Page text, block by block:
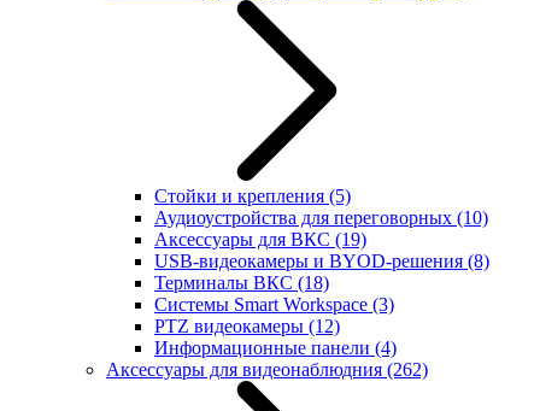
Стойки и крепления (5)
Аудиоустройства для переговорных (10)
Аксессуары для ВКС (19)
USB-видеокамеры и BYOD-решения (8)
Терминалы ВКС (18)
Системы Smart Workspace (3)
PTZ видеокамеры (12)
Информационные панели (4)
Аксессуары для видеонаблюдния (262)